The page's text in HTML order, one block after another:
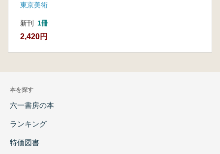
東京美術
新刊 1冊
2,420円
本を探す
六一書房の本
ランキング
特価図書